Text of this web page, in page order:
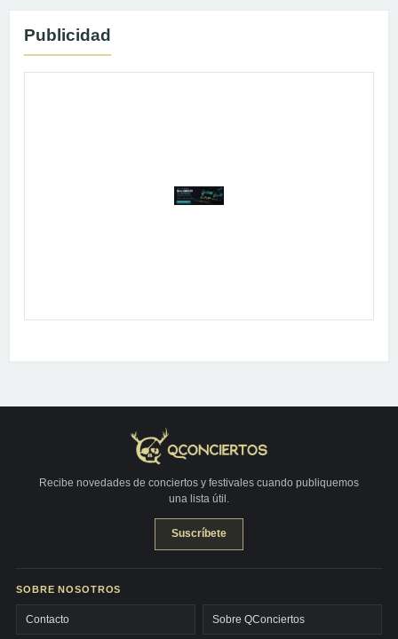
Publicidad
Publicidad
Recibe novedades de conciertos y festivales cuando publiquemos
una lista útil.
Suscríbete
SOBRE NOSOTROS
Contacto Sobre QConciertos